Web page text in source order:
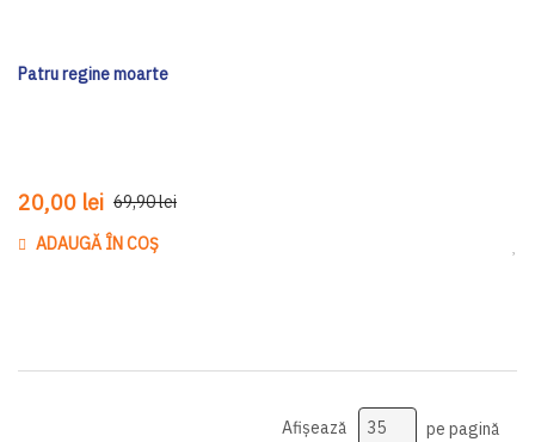
Patru regine moarte
20,00 lei 69,90 lei
ADAUGĂ ÎN COȘ
Afișează pe pagină